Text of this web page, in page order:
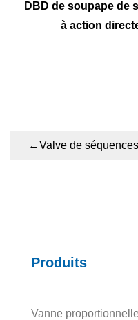
DBD de soupape de
à action
←Valve de
Produits
Vanne proportionnelle